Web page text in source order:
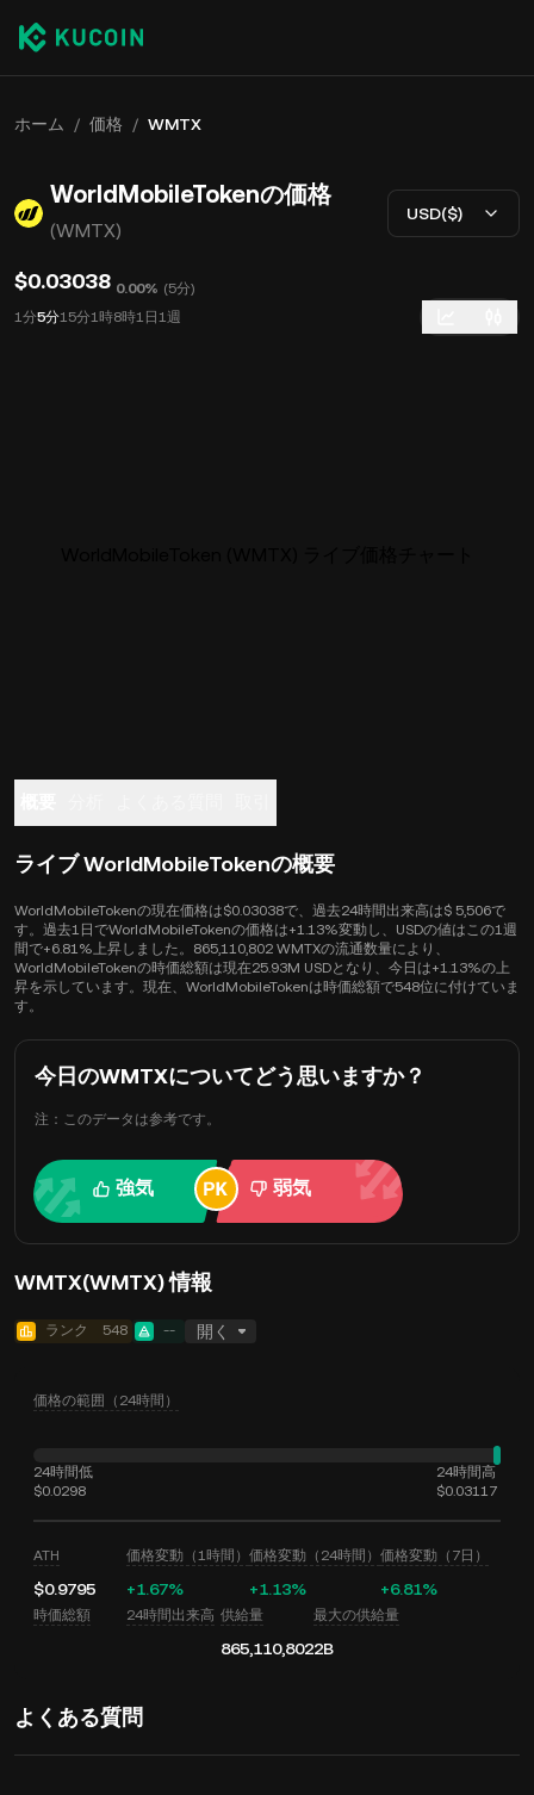
ホーム / 価格 / WMTX
WorldMobileTokenの価格
(WMTX)
USD($)
$0.03038 0.00% (5分)
1分5分15分1時8時1日 1週
ライブ WorldMobileTokenの概要
WorldMobileTokenの現在価格は$0.03038で、過去24時間出来高は$ 5,506で
す。過去1日でWorldMobileTokenの価格は+1.13%変動し、USDの値はこの1週
間で+6.81%上昇しました。865,110,802 WMTXの流通数量により、
WorldMobileTokenの時価総額は現在25.93M USDとなり、今日は+1.13%の上
昇を示しています。現在、WorldMobileTokenは時価総額で548位に付けていま
す。
今日のWMTXについてどう思いますか？
注：このデータは参考です。
強気 弱気
WMTX(WMTX) 情報
ランク 548 -- 開く
価格の範囲（24時間）
24時間低
$0.0298
24時間高
$0.03117
ATH
$0.9795
価格変動（1時間）
+1.67%
価格変動（24時間）
+1.13%
価格変動（7日）
+6.81%
時価総額 24時間出来高 供給量
865,110,802
最大の供給量
2B
よくある質問